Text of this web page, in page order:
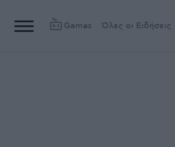
Games Όλες οι Ειδήσεις